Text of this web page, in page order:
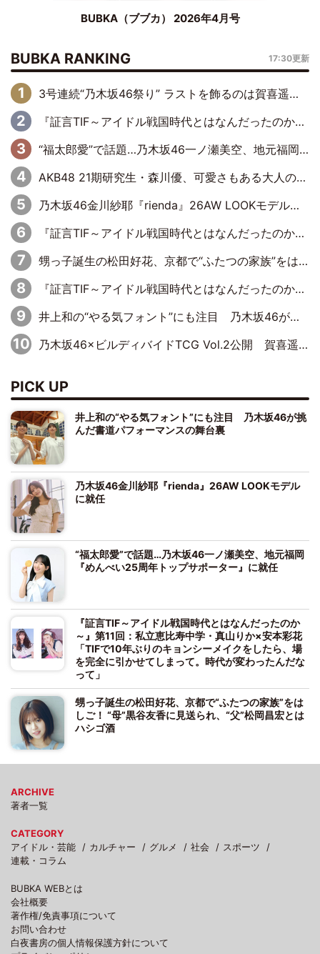
BUBKA（ブブカ） 2026年4月号
BUBKA RANKING 17:30更新
3号連続“乃木坂46祭り” ラストを飾るのは賀喜遥香…5年ぶりの登場に「5年分大人になった私を見ていただけたら」
『証言TIF～アイドル戦国時代とはなんだったのか～』第6回：でんぱ組.inc・古川未鈴×相沢梨紗「『ハロプロやりたかったな』って言ったら、夢眠ねむさんに『てめえはでんぱ組．incなんだよ！』って肩パンされて(笑)」
“福太郎愛”で話題…乃木坂46一ノ瀬美空、地元福岡『めんべい25周年トップサポーター』に就任
AKB48 21期研究生・森川優、可愛さもある大人の女性に
乃木坂46金川紗耶『rienda』26AW LOOKモデルに就任
『証言TIF～アイドル戦国時代とはなんだったのか～』第11回：私立恵比寿中学・真山りか×安本彩花「TIFで10年ぶりのキョンシーメイクをしたら、場を完全に引かせてしまって。時代が変わったんだなって」
甥っ子誕生の松田好花、京都で“ふたつの家族”をはしご！ “母”黒谷友香に見送られ、“父”松岡昌宏とはハシゴ酒
『証言TIF～アイドル戦国時代とはなんだったのか～』第10回：さくら学院・武藤彩未×飯田らうら「正直、中3で辞めるというのを信じてなくて。そう言われてはいたけど、嘘でしょって」
井上和の“やる気フォント”にも注目 乃木坂46が挑んだ書道パフォーマンスの舞台裏
乃木坂46×ビルディバイドTCG Vol.2公開 賀喜遥香＆田村真佑が『京まふ』ステージに登壇
PICK UP
井上和の“やる気フォント”にも注目 乃木坂46が挑
んだ書道パフォーマンスの舞台裏
乃木坂46金川紗耶『rienda』26AW LOOKモデル
に就任
“福太郎愛”で話題…乃木坂46一ノ瀬美空、地元福岡
『めんべい25周年トップサポーター』に就任
『証言TIF～アイドル戦国時代とはなんだったのか
～』第11回：私立恵比寿中学・真山りか×安本彩花
「TIFで10年ぶりのキョンシーメイクをしたら、場
を完全に引かせてしまって。時代が変わったんだな
って」
甥っ子誕生の松田好花、京都で“ふたつの家族”をは
しご！ “母”黒谷友香に見送られ、“父”松岡昌宏とは
ハシゴ酒
ARCHIVE
著者一覧
CATEGORY
アイドル・芸能
カルチャー グルメ 社会
スポーツ
連載・コラム
BUBKA WEBとは
会社概要
著作権/免責事項について
お問い合わせ
白夜書房の個人情報保護方針について